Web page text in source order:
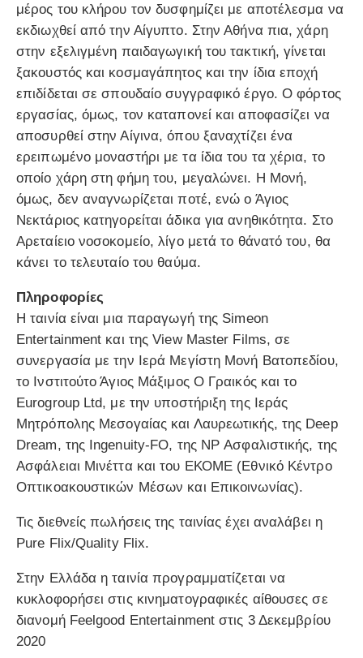
μέρος του κλήρου τον δυσφημίζει με αποτέλεσμα να
εκδιωχθεί από την Αίγυπτο. Στην Αθήνα πια, χάρη
στην εξελιγμένη παιδαγωγική του τακτική, γίνεται
ξακουστός και κοσμαγάπητος και την ίδια εποχή
επιδίδεται σε σπουδαίο συγγραφικό έργο. Ο φόρτος
εργασίας, όμως, τον καταπονεί και αποφασίζει να
αποσυρθεί στην Αίγινα, όπου ξαναχτίζει ένα
ερειπωμένο μοναστήρι με τα ίδια του τα χέρια, το
οποίο χάρη στη φήμη του, μεγαλώνει. Η Μονή,
όμως, δεν αναγνωρίζεται ποτέ, ενώ ο Άγιος
Νεκτάριος κατηγορείται άδικα για ανηθικότητα. Στο
Αρεταίειο νοσοκομείο, λίγο μετά το θάνατό του, θα
κάνει το τελευταίο του θαύμα.
Πληροφορίες
Η ταινία είναι μια παραγωγή της Simeon
Entertainment και της View Master Films, σε
συνεργασία με την Ιερά Μεγίστη Μονή Βατοπεδίου,
το Ινστιτούτο Άγιος Μάξιμος Ο Γραικός και το
Eurogroup Ltd, με την υποστήριξη της Ιεράς
Μητρόπολης Μεσογαίας και Λαυρεωτικής, της Deep
Dream, της Ingenuity-FO, της NP Ασφαλιστικής, της
Ασφάλειαι Μινέττα και του ΕΚΟΜΕ (Εθνικό Κέντρο
Οπτικοακουστικών Μέσων και Επικοινωνίας).
Τις διεθνείς πωλήσεις της ταινίας έχει αναλάβει η
Pure Flix/Quality Flix.
Στην Ελλάδα η ταινία προγραμματίζεται να
κυκλοφορήσει στις κινηματογραφικές αίθουσες σε
διανομή Feelgood Entertainment στις 3 Δεκεμβρίου
2020